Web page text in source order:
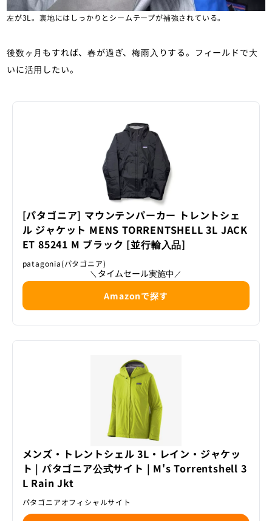
左が3L。裏地にはしっかりとシームテープが補強されている。
後数ヶ月もすれば、春が過ぎ、梅雨入りする。フィールドで大
いに活用したい。
[パタゴニア] マウンテンパーカー トレントシェ
ル ジャケット MENS TORRENTSHELL 3L JACK
ET 85241 M ブラック [並行輸入品]
patagonia(パタゴニア)
＼ タイムセール実施中 ／
Amazonで探す
メンズ・トレントシェル 3L・レイン・ジャケッ
ト | パタゴニア公式サイト | M's Torrentshell 3
L Rain Jkt
パタゴニアオフィシャルサイト